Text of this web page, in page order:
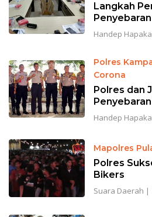
Langkah
Handep
Polres
Corona
Polres dan
Handep
Mapolres
Polres
Bikers
Suara Daerah |